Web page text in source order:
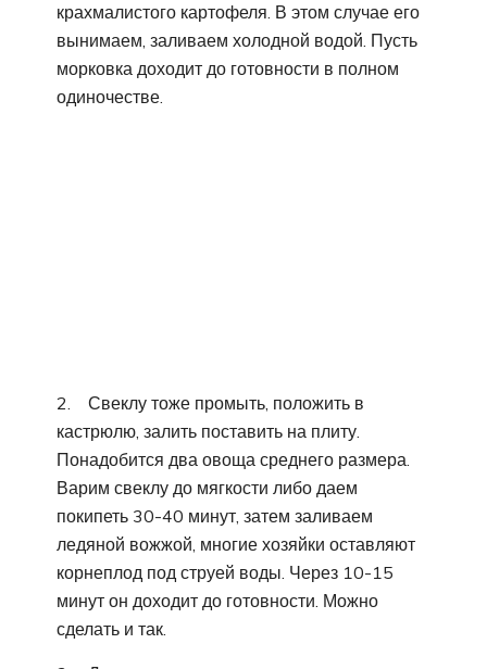
крахмалистого картофеля. В этом случае его
вынимаем, заливаем холодной водой. Пусть
морковка доходит до готовности в полном
одиночестве.
2. Свеклу тоже промыть, положить в
кастрюлю, залить поставить на плиту.
Понадобится два овоща среднего размера.
Варим свеклу до мягкости либо даем
покипеть 30-40 минут, затем заливаем
ледяной вожжой, многие хозяйки оставляют
корнеплод под струей воды. Через 10-15
минут он доходит до готовности. Можно
сделать и так.